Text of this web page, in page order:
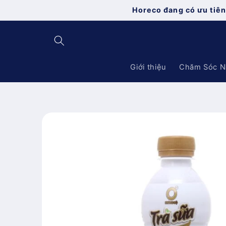
dung
Horeco đang có ưu
Giới thiệu Chăm Sóc